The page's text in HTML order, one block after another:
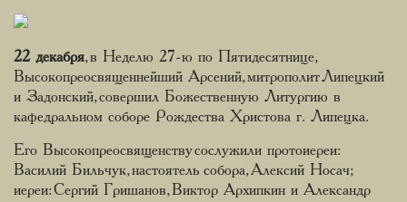
22 декабря, в Неделю 27-ю по Пятидесятнице,
Высокопреосвященнейший Арсений, митрополит Липецкий
и Задонский, совершил Божественную Литургию в
кафедральном соборе Рождества Христова г. Липецка.
Его Высокопреосвященству сослужили протоиереи:
Василий Бильчук, настоятель собора, Алексий Носач;
иереи: Сергий Гришанов, Виктор Архипкин и Александр